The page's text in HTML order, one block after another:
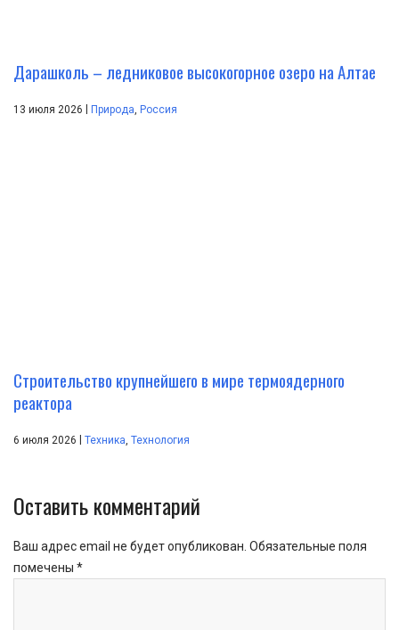
Дарашколь – ледниковое высокогорное озеро на Алтае
13 июля 2026 Природа, Россия
Строительство крупнейшего в мире термоядерного
реактора
6 июля 2026 Техника, Технология
Оставить комментарий
Ваш адрес email не будет опубликован. Обязательные поля
помечены *